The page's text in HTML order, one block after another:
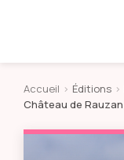
Accueil > Éditions >
Château de Rauzan